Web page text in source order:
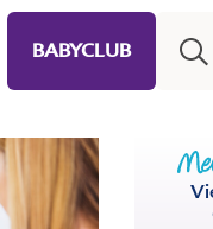
BABYCLUB